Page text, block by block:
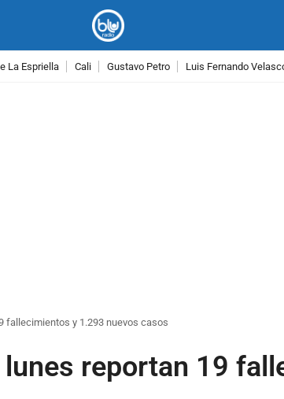
La Espriella Cali Gustavo Petro Luis Fernando
fallecimientos y 1.293 nuevos casos
reportan 19